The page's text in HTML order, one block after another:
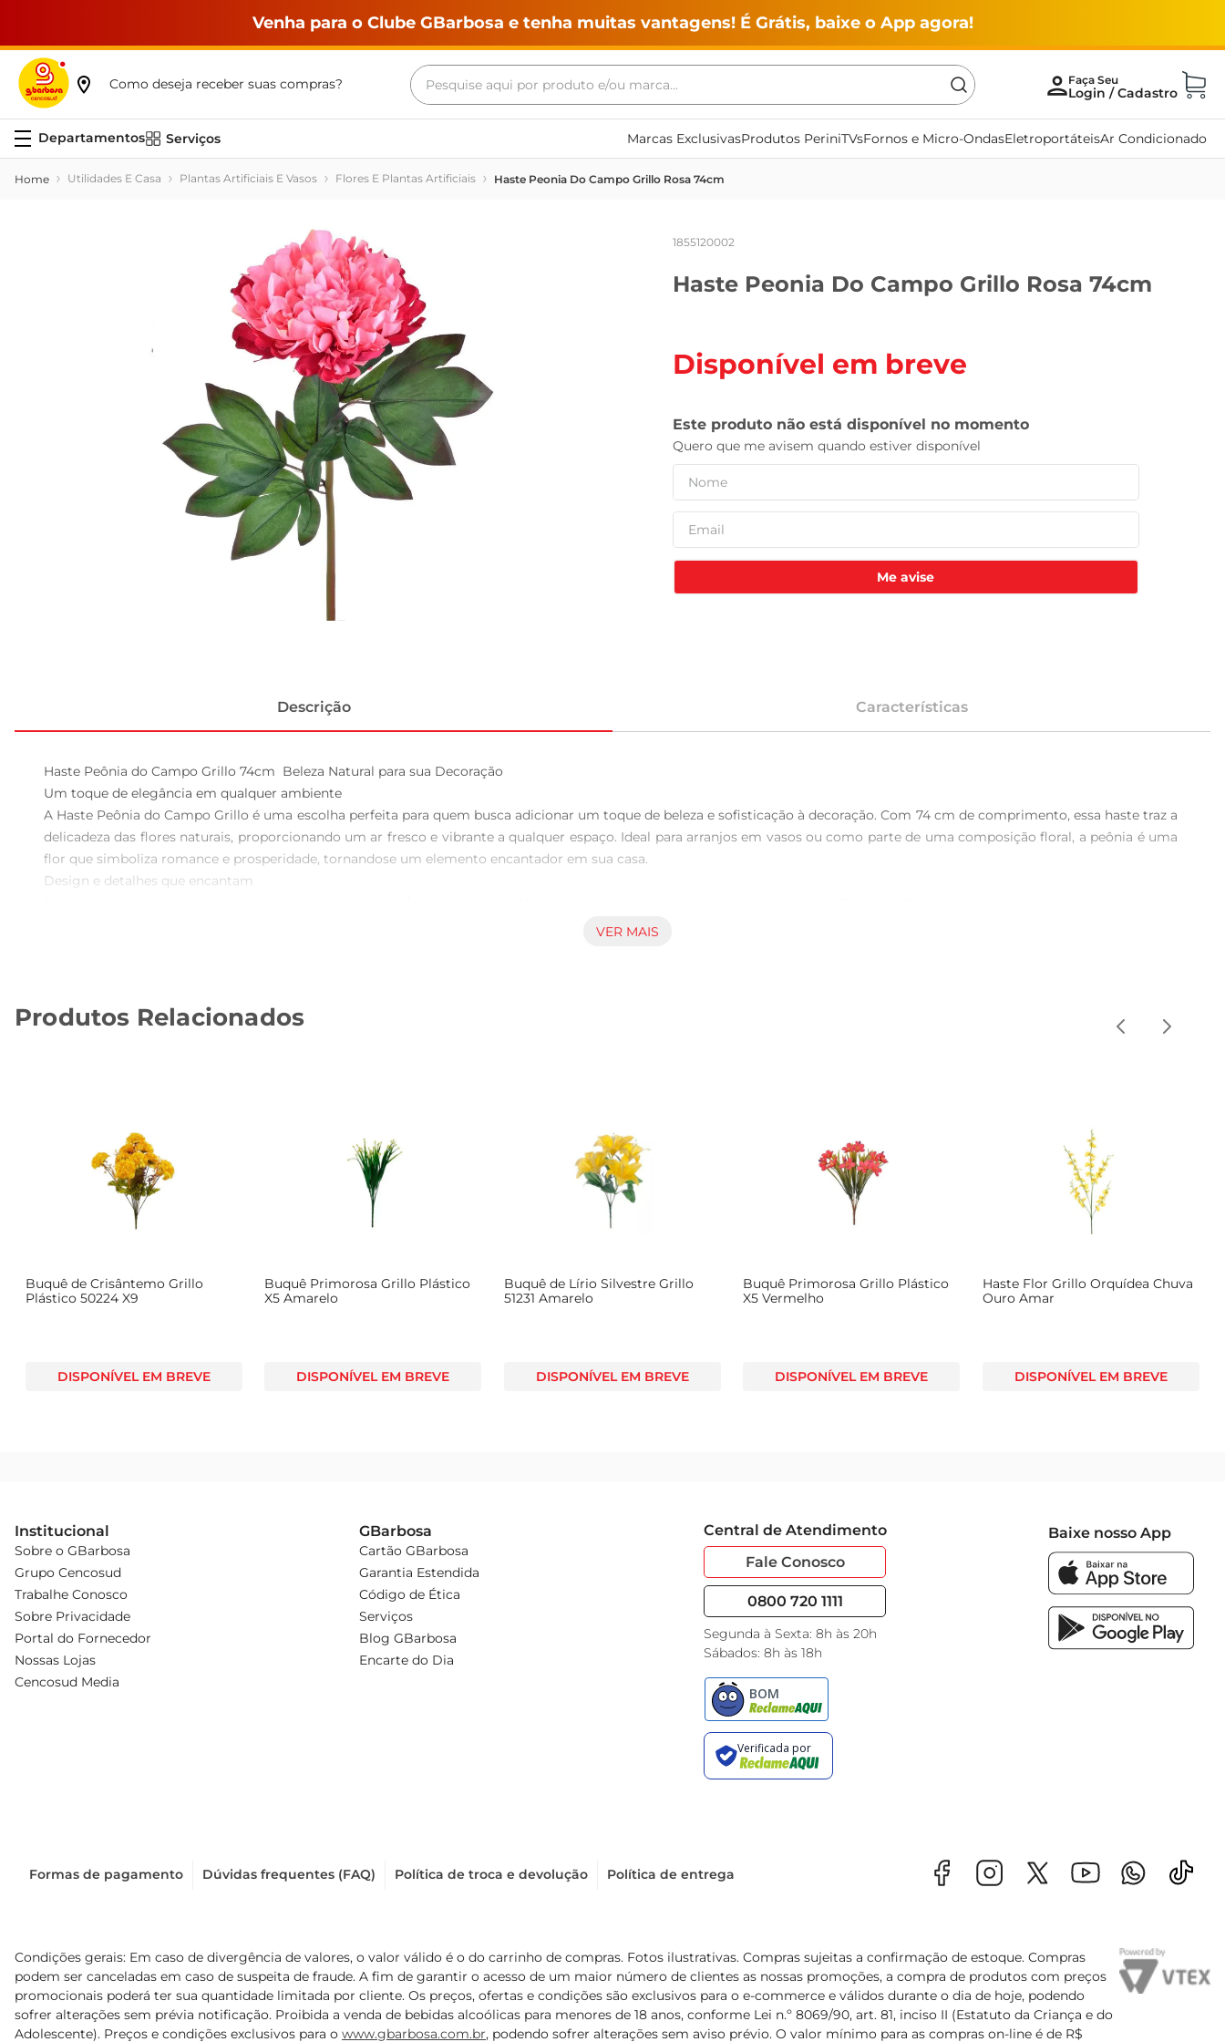
Venha para o Clube GBarbosa e tenha muitas vantagens! É Grátis, baixe o App agora!
Como deseja receber suas compras?
Pesquise aqui por produto e/ou marca...
Serviços Marcas ExclusivasProdutos PeriniTVsFornos e Micro-OndasEletroportáteisAr Condicionado
Utilidades E Casa Plantas Artificiais E Vasos Flores E Plantas Artificiais Haste Peonia Do Campo Grillo Rosa 74cm
1855120002
Haste Peonia Do Campo Grillo Rosa 74cm
Disponível em breve
Me avise
Descrição Características
Haste Peônia do Campo Grillo 74cm  Beleza Natural para sua Decoração
Um toque de elegância em qualquer ambiente
A Haste Peônia do Campo Grillo é uma escolha perfeita para quem busca adicionar um toque de beleza e sofisticação à decoração. Com 74 cm de comprimento, essa haste traz a
delicadeza das flores naturais, proporcionando um ar fresco e vibrante a qualquer espaço. Ideal para arranjos em vasos ou como parte de uma composição floral, a peônia é uma
flor que simboliza romance e prosperidade, tornandose um elemento encantador em sua casa.
Design e detalhes que encantam
uma aparência autêntica, fazendo com que pareça uma flor recémcolhida. A versatilidade da Haste Peônia do Campo Grillo permite que você a utilize em diversas ocasiões,
umidade excessiva. A limpeza pode ser feita com um pano seco ou levemente umedecido, garantindo que a cor e a textura se mantenham por mais tempo.
A Haste Peônia do Campo Grillo é uma escolha ideal para quem deseja trazer um pouco danatureza para dentro de casa, sem a preocupação com a manutenção das flores
VER MAIS
Produtos Relacionados
Buquê de Crisântemo Grillo
Plástico 50224 X9
DISPONÍVEL EM BREVE
Buquê Primorosa Grillo Plástico
X5 Amarelo
DISPONÍVEL EM BREVE
Buquê de Lírio Silvestre Grillo
51231 Amarelo
DISPONÍVEL EM BREVE
Buquê Primorosa Grillo Plástico
X5 Vermelho
DISPONÍVEL EM BREVE
Haste Flor Grillo Orquídea Chuva
Ouro Amar
DISPONÍVEL EM BREVE
Institucional
Sobre o GBarbosa
Grupo Cencosud
Trabalhe Conosco
Sobre Privacidade
Portal do Fornecedor
Nossas Lojas
Cencosud Media
GBarbosa
Cartão GBarbosa
Garantia Estendida
Código de Ética
Serviços
Blog GBarbosa
Encarte do Dia
Central de Atendimento
Fale Conosco
0800 720 1111
Segunda à Sexta: 8h às 20h
Sábados: 8h às 18h
Baixe nosso App
Formas de pagamento Dúvidas frequentes (FAQ) Política de troca e devolução Política de entrega
Condições gerais: Em caso de divergência de valores, o valor válido é o do carrinho de compras. Fotos ilustrativas. Compras sujeitas a confirmação de estoque. Compras
podem ser canceladas em caso de suspeita de fraude. A fim de garantir o acesso de um maior número de clientes as nossas promoções, a compra de produtos com preços
promocionais poderá ter sua quantidade limitada por cliente. Os preços, ofertas e condições são exclusivos para o e-commerce e válidos durante o dia de hoje, podendo
sofrer alterações sem prévia notificação. Proibida a venda de bebidas alcoólicas para menores de 18 anos, conforme Lei n.º 8069/90, art. 81, inciso II (Estatuto da Criança e do
Adolescente). Preços e condições exclusivos para o www.gbarbosa.com.br, podendo sofrer alterações sem aviso prévio. O valor mínimo para as compras on-line é de R$
Termos mais buscados
maquina lavar
leite
vinho
leite pó
tv